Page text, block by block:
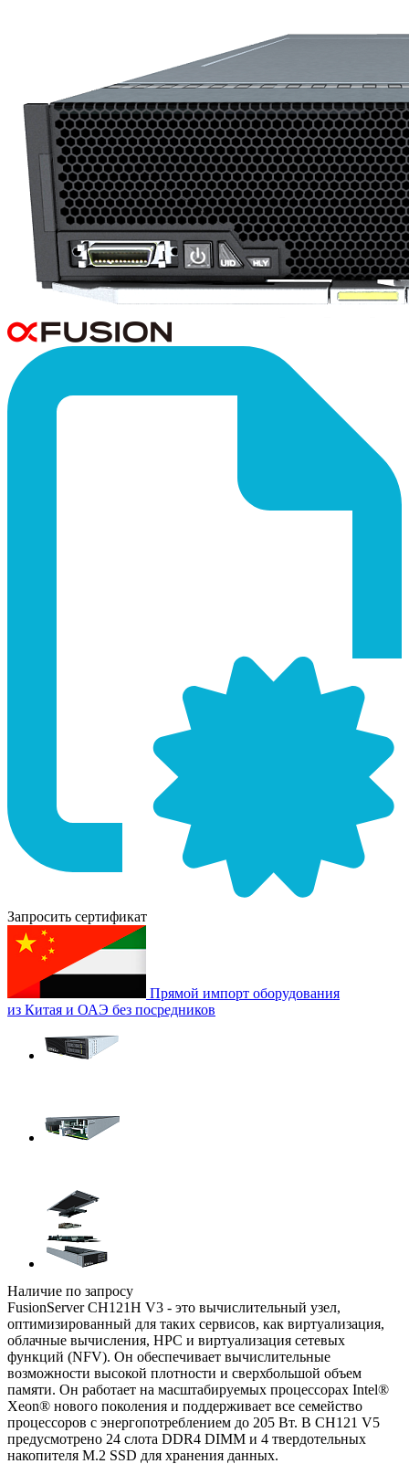
Запросить сертификат
Прямой импорт оборудования
из Китая и ОАЭ без посредников
Наличие по запросу
FusionServer CH121H V3 - это вычислительный узел,
оптимизированный для таких сервисов, как виртуализация,
облачные вычисления, HPC и виртуализация сетевых
функций (NFV). Он обеспечивает вычислительные
возможности высокой плотности и сверхбольшой объем
памяти. Он работает на масштабируемых процессорах Intel®
Xeon® нового поколения и поддерживает все семейство
процессоров с энергопотреблением до 205 Вт. В CH121 V5
предусмотрено 24 слота DDR4 DIMM и 4 твердотельных
накопителя M.2 SSD для хранения данных.